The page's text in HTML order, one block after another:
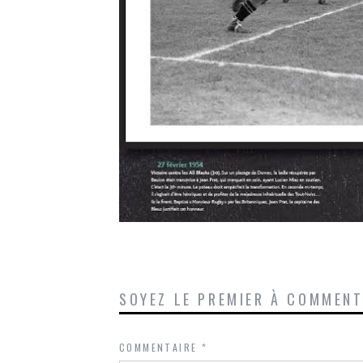
SOYEZ LE PREMIER À
COMMENTAIRE *